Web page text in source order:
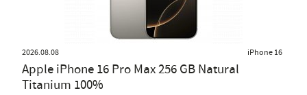
2026.08.08 iPhone 16
Apple iPhone 16 Pro Max 256 GB Natural
Titanium 100%